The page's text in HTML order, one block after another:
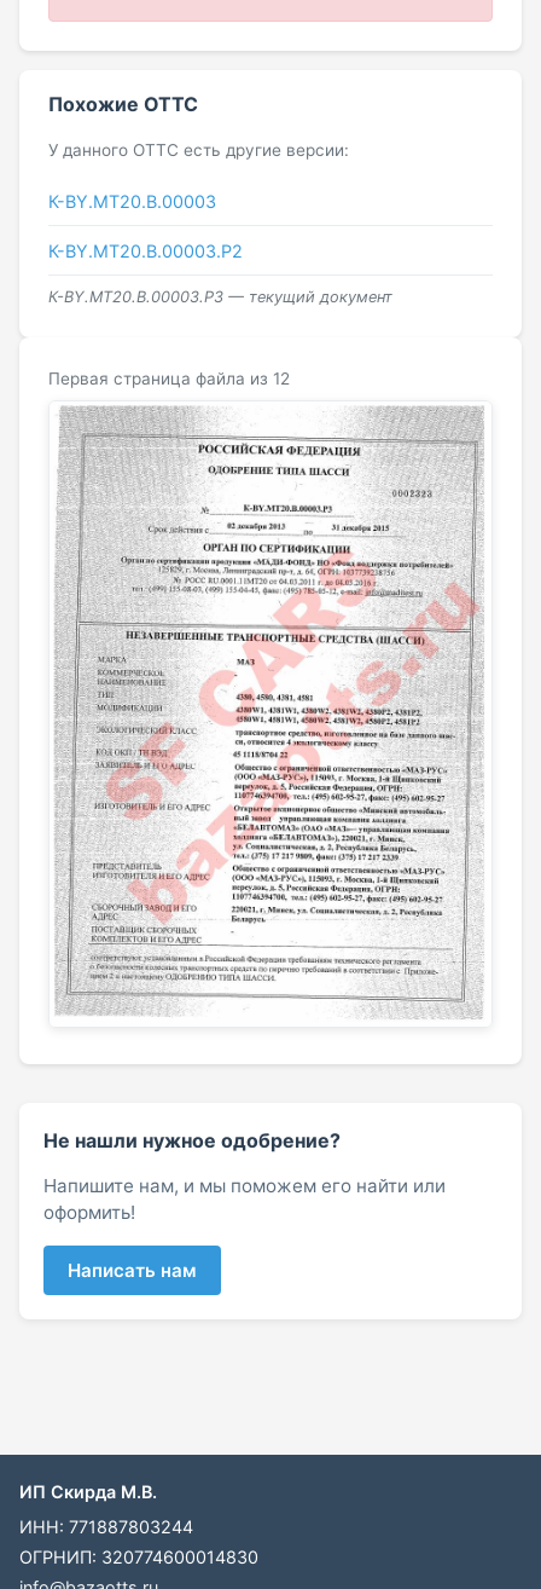
Похожие ОТТС
У данного ОТТС есть другие версии:
К-BY.MT20.B.00003
К-BY.MT20.B.00003.Р2
К-BY.MT20.B.00003.Р3 — текущий документ
Первая страница файла из 12
Не нашли нужное одобрение?
Напишите нам, и мы поможем его найти или
оформить!
Написать нам
ИП Скирда М.В.
ИНН: 771887803244
ОГРНИП: 320774600014830